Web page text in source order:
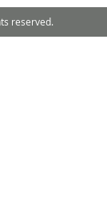
reserved.